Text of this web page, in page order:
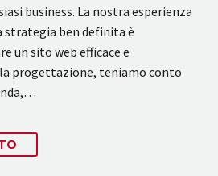
business. La nostra esperienza
strategia ben definita è
un sito web efficace e
progettazione, teniamo conto